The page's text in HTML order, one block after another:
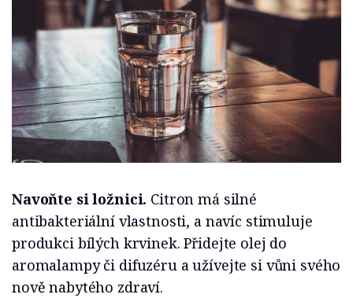
Navoňte si ložnici. Citron má silné
antibakteriální vlastnosti, a navíc stimuluje
produkci bílých krvinek. Přidejte olej do
aromalampy či difuzéru a užívejte si vůni svého
nově nabytého zdraví.